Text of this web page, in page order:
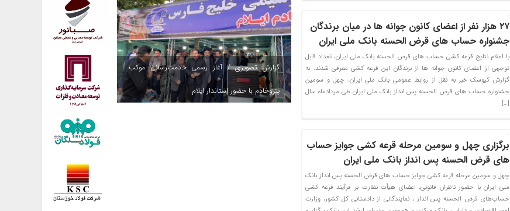
۲۷ هزار نفر از اعضای کانون جوانه ها در میان برندگان
جشنواره حساب های قرض الحسنه بانک ملی ایران
با اعلام نتایج قرعه کشی حساب های قرض الحسنه بانک ملی ایران، تعداد قابل
توجهی از اعضای کانون جوانه ها از برندگان این قرعه کشی معرفی شدند. به
گزارش کیوسک خبر به نقل از روابط عمومی بانک ملی ایران، چهل و سومین
جشنواره حساب های قرض الحسنه پس انداز بانک ملی ایران طی مردادماه سال
[…]
برگزاری چهل و سومین مرحله قرعه کشی جوایز حساب
های قرض الحسنه پس انداز بانک ملی ایران
چهل و سومین مرحله قرعه کشی جوایز حساب های قرض الحسنه پس انداز بانک
ملی ایران با حضور ناظران قانونی، اعضای هیأت نظارت بر فرآیند قرعه کشی
حساب‌های قرض الحسنه پس انداز ، نمایندگانی از دادستانی کل کشور، وزارت
گزارش تصویری / آغاز رسمی خدمت‌رسانی موکب
پتروخادم با حضور استاندار ایلام